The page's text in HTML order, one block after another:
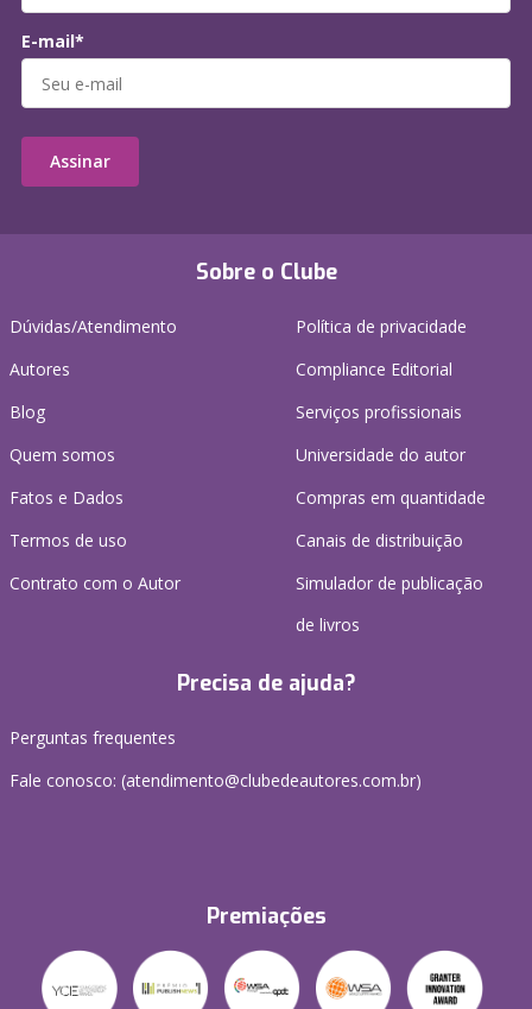
Sobre o Clube
Dúvidas/Atendimento
Autores
Blog
Quem somos
Fatos e Dados
Termos de uso
Contrato com o Autor
Política de privacidade
Compliance Editorial
Serviços profissionais
Universidade do autor
Compras em quantidade
Canais de distribuição
Simulador de publicação
de livros
Precisa de ajuda?
Perguntas frequentes
Fale conosco: (atendimento@clubedeautores.com.br)
Premiações
E-mail*
Assinar